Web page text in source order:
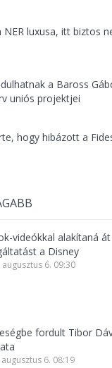
luxusa, itt biztos
a Baross
uniós projektjei
hogy hibázott a
videókkal alakítaná
a Disney
6. 09:30
fordult Tibor
6. 08:19